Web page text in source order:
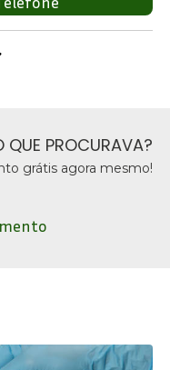
QUE PROCURAVA?
grátis agora mesmo!